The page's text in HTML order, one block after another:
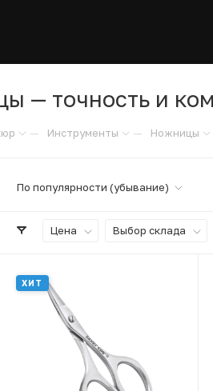
— точность и
— Инструменты — Ножницы
По популярности (убывание)
Цена Выбор склада
ХИТ